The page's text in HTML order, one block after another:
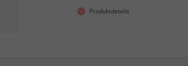
Produktdetails